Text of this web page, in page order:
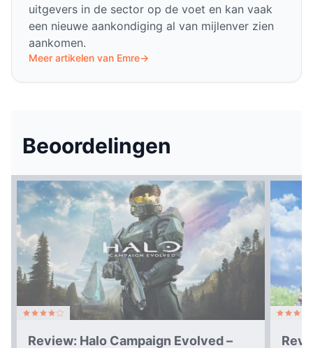
uitgevers in de sector op de voet en kan vaak
een nieuwe aankondiging al van mijlenver zien
aankomen.
Meer artikelen van Emre→
Beoordelingen
Review: Halo Campaign Evolved –